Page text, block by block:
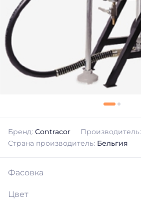
Бренд: Contracor Производитель:
Страна производитель: Бельгия
Фасовка
Цвет